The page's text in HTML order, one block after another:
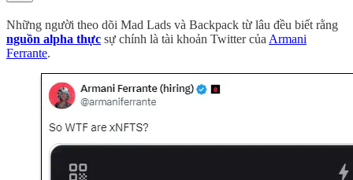
Những người theo dõi Mad Lads và Backpack từ lâu đều biết rằng
nguồn alpha thực sự chính là tài khoản Twitter của Armani
Ferrante.